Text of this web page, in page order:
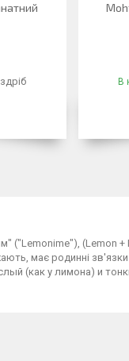
В
" ("Lemonime"), (Lemon +
має родинні
(как у лимона) и